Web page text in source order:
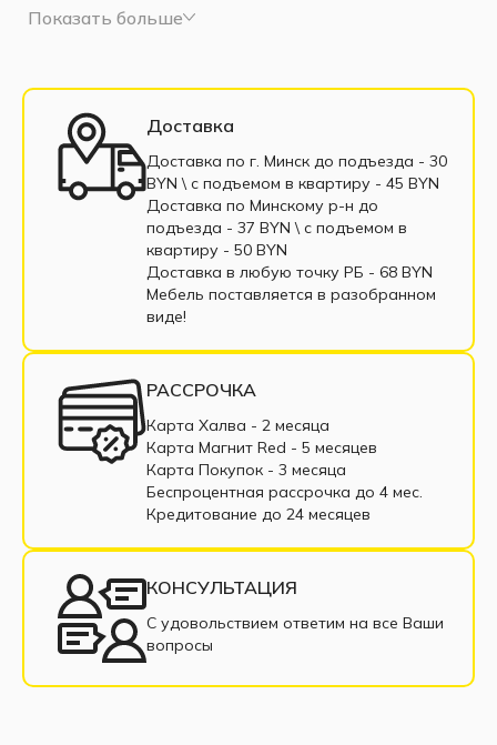
Кровати 120х200
Кровати 200х200
Полуторные кровати
Кровати с мягким изголовьем
Кровати из экокожи
Кровать из массива
Кровати с выдвижными ящиками
Кровати с пружинным блоком
Кровати из ДСП
Кровати из ЛДСП
Кровати с подъемным механизмом
Железные кровати
Кровати в классическом стиле
Кровать в рассрочку
Интерьерная кровать
Показать больше
Доставка
Доставка по г. Минск до подъезда - 30
BYN \ c подъемом в квартиру - 45 BYN
Доставка по Минскому р-н до
подъезда - 37 BYN \ c подъемом в
квартиру - 50 BYN
Доставка в любую точку РБ - 68 BYN
Мебель поставляется в разобранном
виде!
РАССРОЧКА
Карта Халва - 2 месяца
Карта Магнит Red - 5 месяцев
Карта Покупок - 3 месяца
Беспроцентная рассрочка до 4 мес.
Кредитование до 24 месяцев
КОНСУЛЬТАЦИЯ
С удовольствием ответим на все Ваши
вопросы